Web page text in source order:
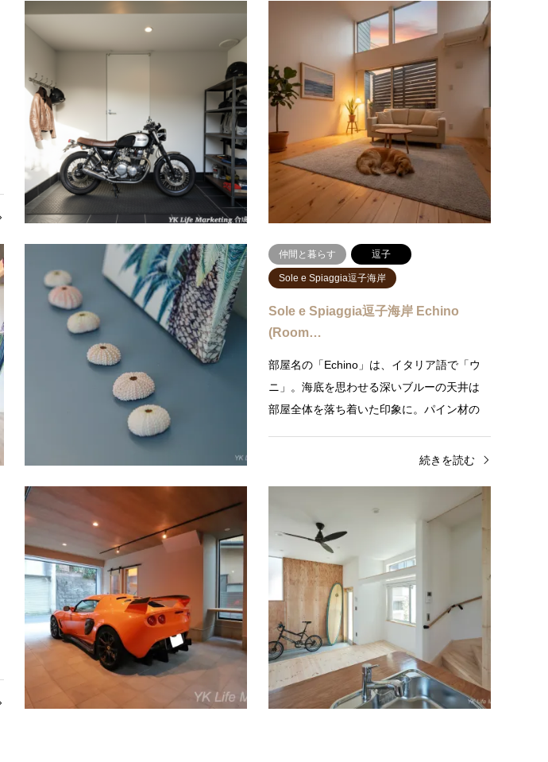
逗子
Moto e Vento湘南逗子
Moto e Vento湘南逗子 101
趣味と海街ライフを叶える、特別な土間空
間逗子駅、逗子海岸まで徒歩約10分という
最高のロケーションで、アクティブな暮ら
しを叶えるおしゃれなお部屋。遊び…
続きを読む
葉山
Amici e Mare葉山
Amici e Mare – Sole23
光と風が彩る、海辺のデザイナーズアパー
トで私らしい暮らし海風感じる、憧れの葉
山暮らしを「Amici e Mare HAYAMA」で。
森戸海岸まで徒歩9分。湘南の自然に…
仲間と暮らす 逗子
Sole e Spiaggia逗子海岸
Sole e Spiaggia逗子海岸 Echino
(Room…
部屋名の「Echino」は、イタリア語で「ウ
ニ」。海底を思わせる深いブルーの天井は
部屋全体を落ち着いた印象に。パイン材の
続きを読む
Scatola dei giocattoli逗子
Scatola dei giocattoli逗子 Room A
テーマは「おもちゃ箱」Scatola dei
Giocattoli逗子(スカトラ デイ ジョカットリ)
はおもちゃ箱をテーマにしたガレージハウ
ス賃貸です。「あなたの夢を叶える…
続きを読む